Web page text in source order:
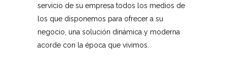
servicio de su empresa todos los medios de
los que disponemos para ofrecer a su
negocio, una solución dinámica y moderna
acorde con la época que vivimos.